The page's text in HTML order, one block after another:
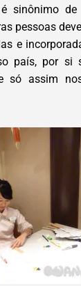
sinônimo
pessoas
e
país, por si
só assim